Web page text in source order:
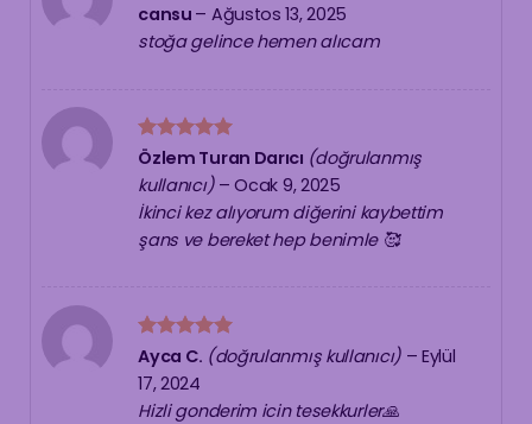
5 üzerinden
oy aldı
cansu – Ağustos 13, 2025
stoğa gelince hemen alıcam
5 üzerinden
oy aldı
Özlem Turan Darıcı (doğrulanmış
kullanıcı) – Ocak 9, 2025
İkinci kez alıyorum diğerini kaybettim
şans ve bereket hep benimle 🥰
5 üzerinden
oy aldı
Ayca C. (doğrulanmış kullanıcı) – Eylül
17, 2024
Hizli gonderim icin tesekkurler🙏